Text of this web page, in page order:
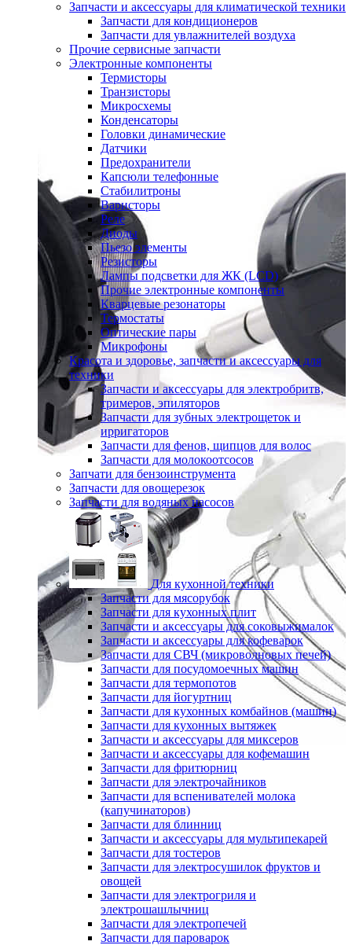
Запчасти и аксессуары для климатической техники
Запчасти для кондиционеров
Запчасти для увлажнителей воздуха
Прочие сервисные запчасти
Электронные компоненты
Термисторы
Транзисторы
Микросхемы
Конденсаторы
Головки динамические
Датчики
Предохранители
Капсюли телефонные
Стабилитроны
Варисторы
Реле
Диоды
Пьезо элементы
Резисторы
Лампы подсветки для ЖК (LCD)
Прочие электронные компоненты
Кварцевые резонаторы
Термостаты
Оптические пары
Микрофоны
Красота и здоровье, запчасти и аксессуары для
техники
Запчасти и аксессуары для электробритв,
тримеров, эпиляторов
Запчасти для зубных электрощеток и
ирригаторов
Запчасти для фенов, щипцов для волос
Запчасти для молокоотсосов
Запчати для бензоинструмента
Запчасти для овощерезок
Запчасти для водяных насосов
Для кухонной техники
Запчасти для мясорубок
Запчасти для кухонных плит
Запчасти и аксессуары для соковыжималок
Запчасти и аксессуары для кофеварок
Запчасти для СВЧ (микроволновых печей)
Запчасти для посудомоечных машин
Запчасти для термопотов
Запчасти для йогуртниц
Запчасти для кухонных комбайнов (машин)
Запчасти для кухонных вытяжек
Запчасти и аксессуары для миксеров
Запчасти и аксессуары для кофемашин
Запчасти для фритюрниц
Запчасти для электрочайников
Запчасти для вспенивателей молока
(капучинаторов)
Запчасти для блинниц
Запчасти и аксессуары для мультипекарей
Запчасти для тостеров
Запчасти для электросушилок фруктов и
овощей
Запчасти для электрогриля и
электрошашлычниц
Запчасти для электропечей
Запчасти для пароварок